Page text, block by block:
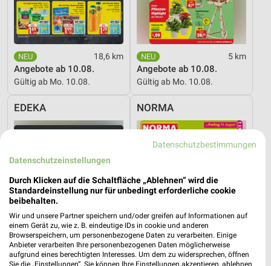
18,6 km
Angebote ab 10.08.
Gültig ab Mo. 10.08.
5 km
Angebote ab 10.08.
Gültig ab Mo. 10.08.
EDEKA NORMA
Datenschutzbestimmungen
Datenschutzeinstellungen
Durch Klicken auf die Schaltfläche „Ablehnen“ wird die
Standardeinstellung nur für unbedingt erforderliche cookie
beibehalten.
Wir und unsere Partner speichern und/oder greifen auf Informationen auf
einem Gerät zu, wie z. B. eindeutige IDs in cookie und anderen
Browserspeichern, um personenbezogene Daten zu verarbeiten. Einige
Anbieter verarbeiten Ihre personenbezogenen Daten möglicherweise
aufgrund eines berechtigten Interesses. Um dem zu widersprechen, öffnen
Sie die „Einstellungen“. Sie können Ihre Einstellungen akzeptieren, ablehnen